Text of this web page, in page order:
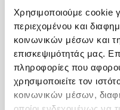
Χρησιμοποιούμε cookie
περιεχομένου και
κοινωνικών μέσων και
επισκεψιμότητάς μας.
πληροφορίες που
χρησιμοποιείτε τον
κοινωνικών μέσων,
και παράλυση. Η
καθώς χρειαζόταν
σπονδυλικής στήλης.
Η χειρουργική ομάδα
σπονδυλοδεσία από τον
τον δεύτερο θωρακικό. Με